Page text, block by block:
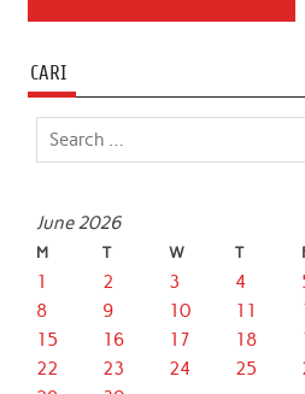
CARI
June 2026
M T W T
1 2 3 4
8
9 10 11
15
16 17 18
22
23 24 25